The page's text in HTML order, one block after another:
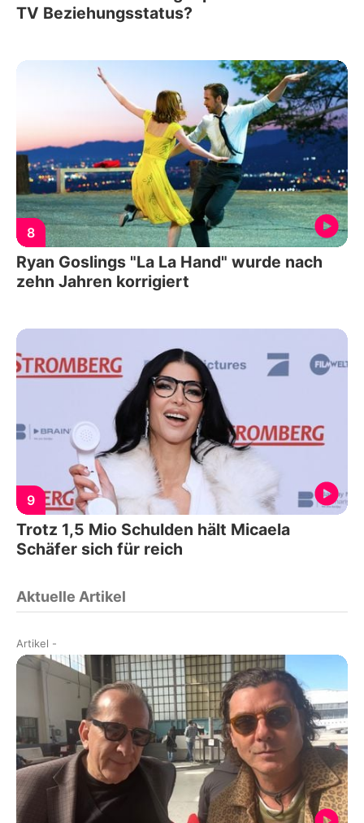
TV Beziehungsstatus?
8
Ryan Goslings "La La Hand" wurde nach
zehn Jahren korrigiert
9
Trotz 1,5 Mio Schulden hält Micaela
Schäfer sich für reich
Aktuelle Artikel
Artikel -